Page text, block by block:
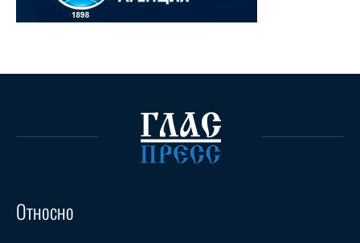
Относно